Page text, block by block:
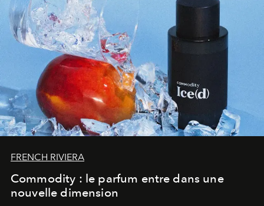
FRENCH RIVIERA
Commodity : le parfum entre dans une
nouvelle dimension